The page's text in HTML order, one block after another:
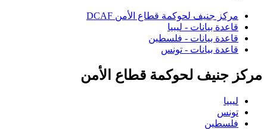
مركز جنيف لحوكمة قطاع الأمن DCAF
قاعدة بيانات - ليبيا
قاعدة بيانات - فلسطين
قاعدة بيانات - تونس
مركز جنيف لحوكمة قطاع الأمن
ليبيا
تونس
فلسطين